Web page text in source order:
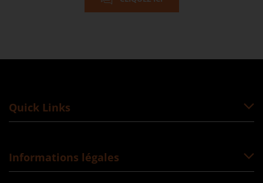
Quick Links
Informations légales